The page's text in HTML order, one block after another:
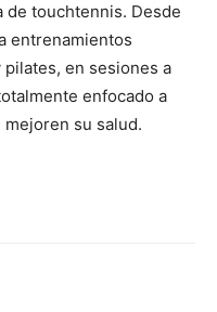
de touchtennis. Desde
entrenamientos
en sesiones a
enfocado a
su salud.